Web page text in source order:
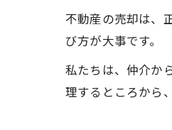
不動産の売却は、
び方が大事です。
私たちは、仲介か
理するところから